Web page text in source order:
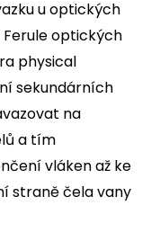
u optických
Ferule optických
physical
sekundárních
na
a tím
vláken až ke
straně čela vany